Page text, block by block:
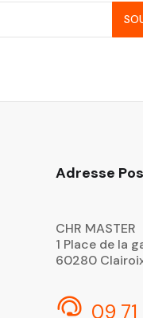
Adresse
CHR MASTER
1 Place de la
60280
09